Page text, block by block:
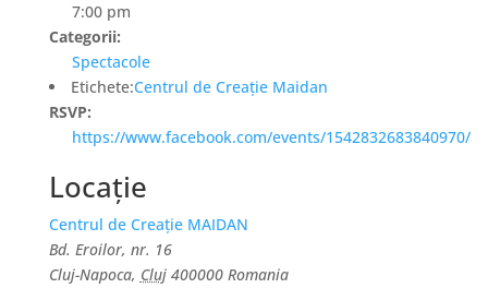
7:00 pm
Categorii:
Spectacole
Etichete:Centrul de Creație Maidan
RSVP:
https://www.facebook.com/events/1542832683840970/
Locație
Centrul de Creație MAIDAN
Bd. Eroilor, nr. 16
Cluj-Napoca, Cluj 400000 Romania